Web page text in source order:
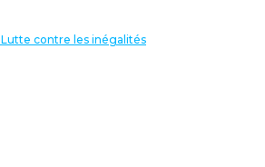
Lutte contre les inégalités